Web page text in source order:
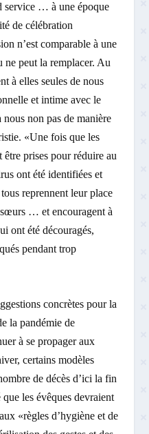
service … à une époque
de célébration
n’est comparable à une
ne peut la remplacer. Au
à elles seules de nous
et intime avec le
non pas de manière
«Une fois que les
être prises pour réduire au
ont été identifiées et
reprennent leur place
sœurs … et encouragent à
ont été découragés,
pendant trop
concrètes pour la
la pandémie de
à se propager aux
certains modèles
de décès d’ici la fin
les évêques devraient
«règles d’hygiène et de